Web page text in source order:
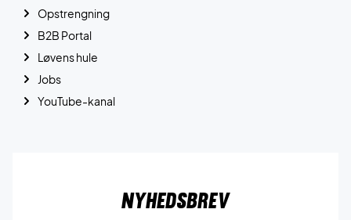
Opstrengning
B2B Portal
Løvens hule
Jobs
YouTube-kanal
Nyhedsbrev